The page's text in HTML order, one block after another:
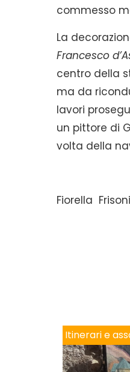
commesso
La
Francesco
centro della
ma da
lavori
un pittore di
volta della
Fiorella Frisoni
Itinerari e